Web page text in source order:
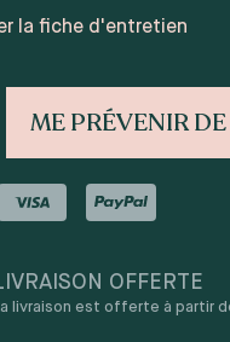
la fiche d'entretien
ME PRÉVENIR
OFFERTE
livraison est offerte à partir